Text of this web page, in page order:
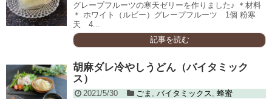
グレープフルーツの寒天ゼリーを作りました♪ ＊材料
＊ ホワイト（ルビー）グレープフルーツ 1個 粉寒
天 4...
記事を読む
胡麻ダレ冷やしうどん（バイタミック
ス）
2021/5/30 ごま , バイタミックス, 蜂蜜